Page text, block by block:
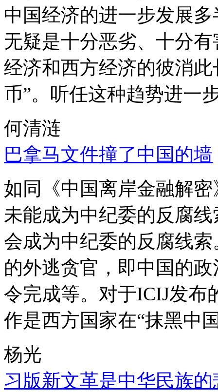
中国经济的进一步发展
无疑是十分恶劣、十分
经济和西方经济的彼消
币”。听任这种趋势进一
何清涟
巴拿马文件撞了中国的墙
如同《中国离岸金融解
未能成为中纪委的反腐
会成为中纪委的反腐线
的外逃贪官，即中国的
令完成等。对于ICIJ发布
作是西方国家在“抹黑中
杨光
习版新文革是中华民族的